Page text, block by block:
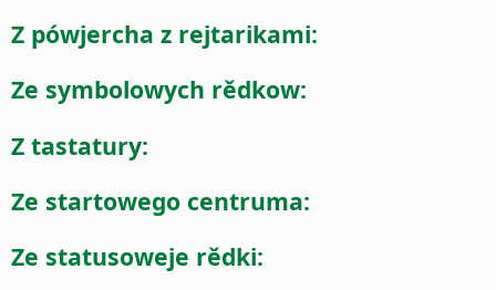
Z pówjercha z rejtarikami:
Ze symbolowych rědkow:
Z tastatury:
Ze startowego centruma:
Ze statusoweje rědki: